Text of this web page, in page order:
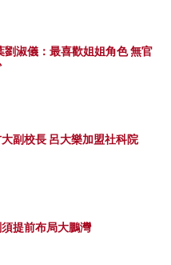
劉淑儀：最喜歡姐姐角色 無官
副校長 呂大樂加盟社科院
提前布局大鵬灣